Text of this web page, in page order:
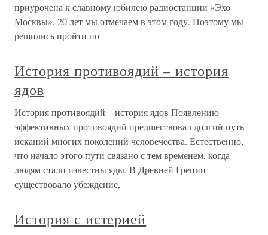
приурочена к славному юбилею радиостанции «Эхо
Москвы», 20 лет мы отмечаем в этом году. Поэтому мы
решились пройти по
История противоядий – история
ядов
История противоядий – история ядов Появлению
эффективных противоядий предшествовал долгий путь
исканий многих поколений человечества. Естественно,
что начало этого пути связано с тем временем, когда
людям стали известны яды. В Древней Греции
существовало убеждение,
История с истерией